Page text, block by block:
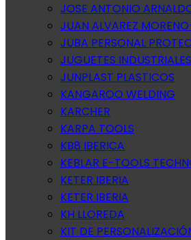
JOSE ANTONIO
JUAN ALVAREZ
JUBA PERSONAL
JUGUETES INDUSTRIALES
JUNPLAST PLASTICOS
KANGAROO WELDING
KARCHER
KARPA TOOLS
KB8 IBERICA
KEBLAR E-TOOLS
KETER IBERIA
KETER IBERIA
KH LLOREDA
KIT DE